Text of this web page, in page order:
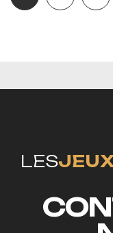
LES